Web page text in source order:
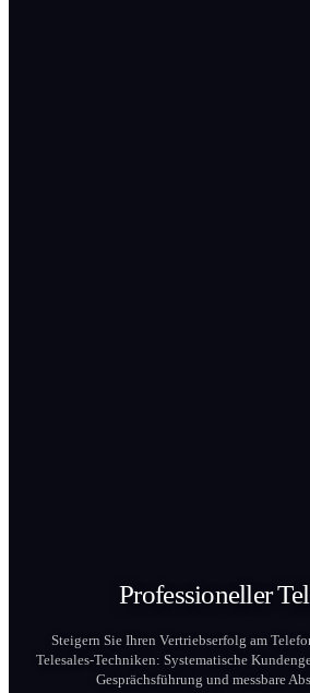
Professioneller
Steigern Sie Ihren Vertriebserfolg am
Telesales-Techniken: Systematische
Gesprächs­führung und messbare